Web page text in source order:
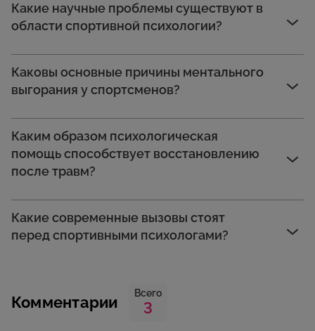
Какие научные проблемы существуют в
области спортивной психологии?
Каковы основные причины ментального
выгорания у спортсменов?
Каким образом психологическая
помощь способствует восстановлению
после травм?
Какие современные вызовы стоят
перед спортивными психологами?
Комментарии Всего
3